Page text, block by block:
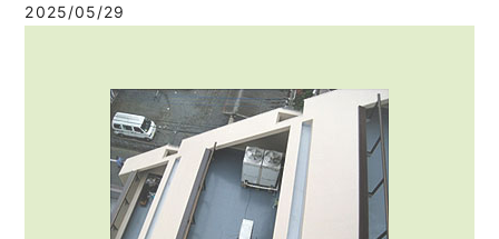
2025/05/29